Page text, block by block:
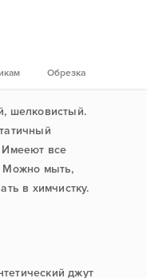
Обрезка
шелковистый.
Имееют все
Можно мыть,
в химчистку.
джут